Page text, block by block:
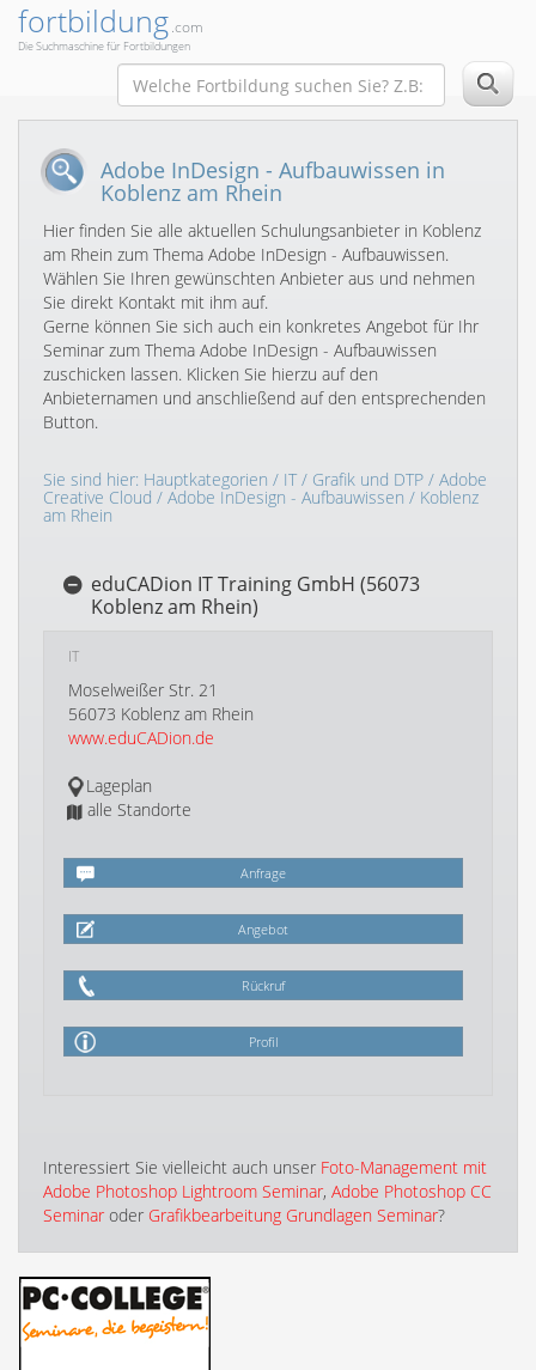
fortbildung.com
Die Suchmaschine für Fortbildungen
Adobe InDesign - Aufbauwissen in
Koblenz am Rhein
Hier finden Sie alle aktuellen Schulungsanbieter in Koblenz
am Rhein zum Thema Adobe InDesign - Aufbauwissen.
Wählen Sie Ihren gewünschten Anbieter aus und nehmen
Sie direkt Kontakt mit ihm auf.
Gerne können Sie sich auch ein konkretes Angebot für Ihr
Seminar zum Thema Adobe InDesign - Aufbauwissen
zuschicken lassen. Klicken Sie hierzu auf den
Anbieternamen und anschließend auf den entsprechenden
Button.
Sie sind hier: Hauptkategorien / IT/ Grafik und DTP / Adobe
Creative Cloud / Adobe InDesign - Aufbauwissen / Koblenz
am Rhein
eduCADion IT Training GmbH (56073
Koblenz am Rhein)
IT
Moselweißer Str. 21
56073 Koblenz am Rhein
www.eduCADion.de
Lageplan
alle Standorte
Anfrage
Angebot
Rückruf
Profil
Interessiert Sie vielleicht auch unser Foto-Management mit
Adobe Photoshop Lightroom Seminar, Adobe Photoshop CC
Seminar oder Grafikbearbeitung Grundlagen Seminar?